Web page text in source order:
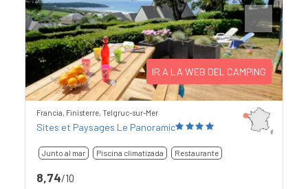
Previous Next
IR A LA WEB DEL CAMPING
Francia, Finisterre, Telgruc-sur-Mer
Sites et Paysages Le Panoramic
Junto al mar Piscina climatizada Restaurante
8,74/10